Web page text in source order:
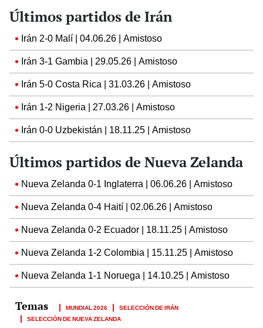
Últimos partidos de Irán
Irán 2-0 Malí | 04.06.26 | Amistoso
Irán 3-1 Gambia | 29.05.26 | Amistoso
Irán 5-0 Costa Rica | 31.03.26 | Amistoso
Irán 1-2 Nigeria | 27.03.26 | Amistoso
Irán 0-0 Uzbekistán | 18.11.25 | Amistoso
Últimos partidos de Nueva Zelanda
Nueva Zelanda 0-1 Inglaterra | 06.06.26 | Amistoso
Nueva Zelanda 0-4 Haití | 02.06.26 | Amistoso
Nueva Zelanda 0-2 Ecuador | 18.11.25 | Amistoso
Nueva Zelanda 1-2 Colombia | 15.11.25 | Amistoso
Nueva Zelanda 1-1 Noruega | 14.10.25 | Amistoso
MUNDIAL 2026
SELECCIÓN DE IRÁN
SELECCIÓN DE NUEVA ZELANDA